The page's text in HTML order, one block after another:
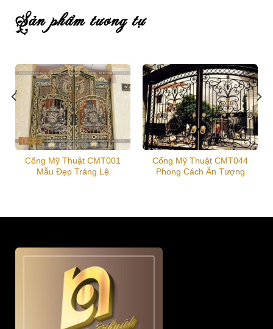
sản phẩm tương tự
Cổng Mỹ Thuật CMT001
Mẫu Đẹp Tráng Lệ
Cổng Mỹ Thuật CMT044
Phong Cách Ấn Tượng